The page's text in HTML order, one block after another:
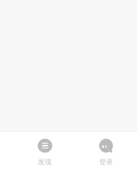
发现 登录